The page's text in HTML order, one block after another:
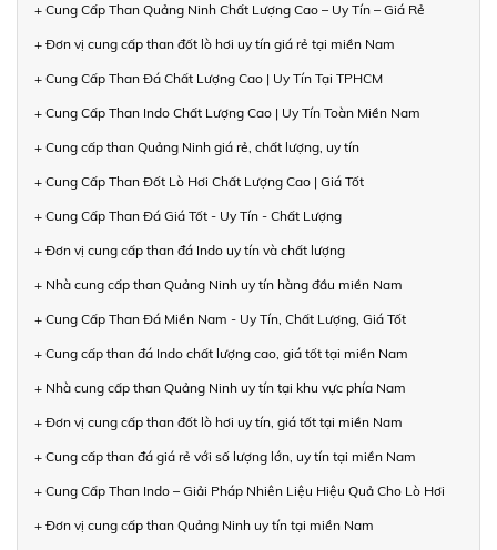
+ Cung Cấp Than Quảng Ninh Chất Lượng Cao – Uy Tín – Giá Rẻ
+ Đơn vị cung cấp than đốt lò hơi uy tín giá rẻ tại miền Nam
+ Cung Cấp Than Đá Chất Lượng Cao | Uy Tín Tại TPHCM
+ Cung Cấp Than Indo Chất Lượng Cao | Uy Tín Toàn Miền Nam
+ Cung cấp than Quảng Ninh giá rẻ, chất lượng, uy tín
+ Cung Cấp Than Đốt Lò Hơi Chất Lượng Cao | Giá Tốt
+ Cung Cấp Than Đá Giá Tốt - Uy Tín - Chất Lượng
+ Đơn vị cung cấp than đá Indo uy tín và chất lượng
+ Nhà cung cấp than Quảng Ninh uy tín hàng đầu miền Nam
+ Cung Cấp Than Đá Miền Nam - Uy Tín, Chất Lượng, Giá Tốt
+ Cung cấp than đá Indo chất lượng cao, giá tốt tại miền Nam
+ Nhà cung cấp than Quảng Ninh uy tín tại khu vực phía Nam
+ Đơn vị cung cấp than đốt lò hơi uy tín, giá tốt tại miền Nam
+ Cung cấp than đá giá rẻ với số lượng lớn, uy tín tại miền Nam
+ Cung Cấp Than Indo – Giải Pháp Nhiên Liệu Hiệu Quả Cho Lò Hơi
+ Đơn vị cung cấp than Quảng Ninh uy tín tại miền Nam